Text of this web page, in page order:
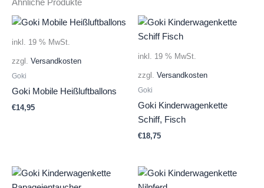
Ähnliche Produkte
inkl. 19 % MwSt.
zzgl. Versandkosten
Goki
Goki Mobile Heißluftballons
€14,95
inkl. 19 % MwSt.
zzgl. Versandkosten
Goki
Goki Kinderwagenkette
Schiff, Fisch
€18,75